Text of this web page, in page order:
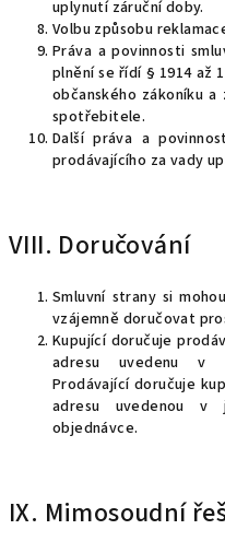
uplynutí záruční doby.
Volbu způsobu
Práva a povinnosti
plnění se řídí § 1914 až
občanského zákoníku a
spotřebitele.
Další práva a
prodávajícího za vady
VIII. Doručování
Smluvní strany si
vzájemně doručovat
Kupující doručuje
adresu uvedenu v
Prodávající doručuje
adresu uvedenou v
objednávce.
IX. Mimosoudní